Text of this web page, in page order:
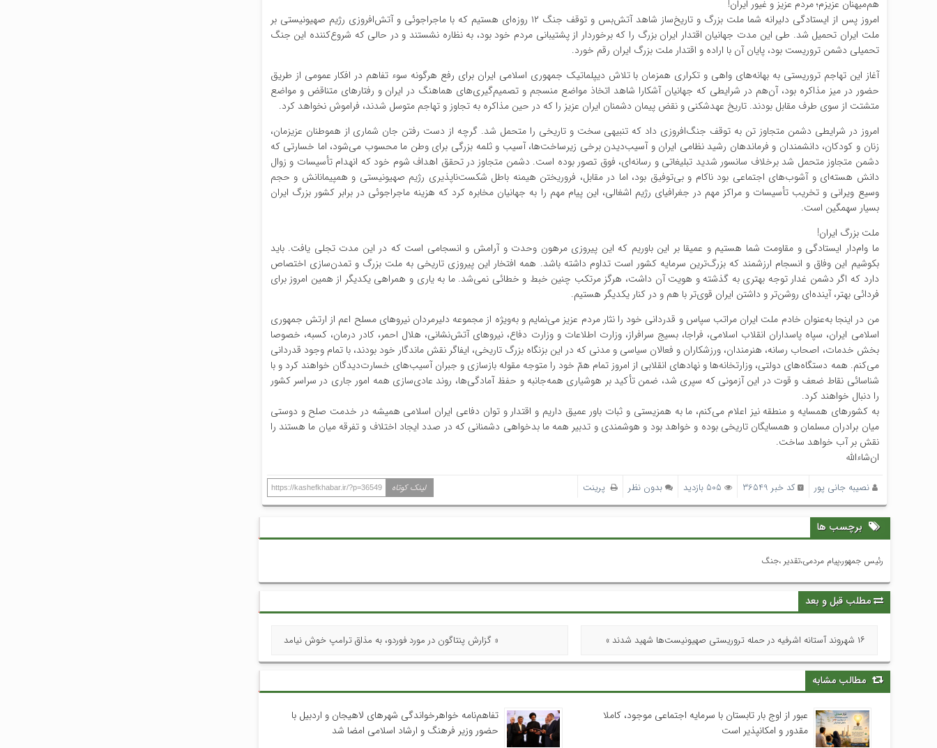
هم‌میهنان عزیزم؛ مردم عزیز و غیور ایران!
امروز پس از ایستادگی دلیرانه شما ملت بزرگ و تاریخ‌ساز شاهد آتش‌بس و توقف جنگ ۱۲ روزه‌ای هستیم که با ماجراجوئی و آتش‌افروزی رژیم صهیونیستی بر
ملت ایران تحمیل شد. طی این مدت جهانیان اقتدار ایران بزرگ را که برخوردار از پشتیبانی مردم خود بود، به نظاره نشستند و در حالی که شروع‌کننده این جنگ
تحمیلی دشمن تروریست بود، پایان آن با اراده و اقتدار ملت بزرگ ایران رقم خورد.
آغاز این تهاجم تروریستی به بهانه‌های واهی و تکراری همزمان با تلاش دیپلماتیک جمهوری اسلامی ایران برای رفع هرگونه سوء تفاهم در افکار عمومی از طریق
حضور در میز مذاکره بود، آن‌هم در شرایطی که جهانیان آشکارا شاهد اتخاذ مواضع منسجم و تصمیم‌گیری‌های هماهنگ در ایران و رفتارهای متناقض و مواضع
متشتت از سوی طرف مقابل بودند. تاریخ عهدشکنی و نقض پیمان دشمنان ایران عزیز را که در حین مذاکره به تجاوز و تهاجم متوسل شدند، فراموش نخواهد کرد.
امروز در شرایطی دشمن متجاوز تن به توقف جنگ‌افروزی داد که تنبیهی سخت و تاریخی را متحمل شد. گرچه از دست رفتن جان شماری از هموطنان عزیزمان،
زنان و کودکان، دانشمندان و فرماندهان رشید نظامی ایران و آسیب‌دیدن برخی زیرساخت‌ها، آسیب و ثلمه بزرگی برای وطن ما محسوب می‌شود، اما خسارتی که
دشمن متجاوز متحمل شد برخلاف سانسور شدید تبلیغاتی و رسانه‌ای، فوق تصور بوده است. دشمن متجاوز در تحقق اهداف شوم خود که انهدام تأسیسات و زوال
دانش هسته‌ای و آشوب‌های اجتماعی بود ناکام و بی‌توفیق بود، اما در مقابل، فروریختن هیمنه باطل شکست‌ناپذیری رژیم صهیونیستی و همپیمانانش و حجم
وسیع ویرانی و تخریب تأسیسات و مراکز مهم در جغرافیای رژیم اشغالی، این پیام مهم را به جهانیان مخابره کرد که هزینه ماجراجوئی در برابر کشور بزرگ ایران
بسیار سهمگین است.
ملت بزرگ ایران!
ما وام‌دار ایستادگی و مقاومت شما هستیم و عمیقا بر این باوریم که این پیروزی مرهون وحدت و آرامش و انسجامی است که در این مدت تجلی یافت. باید
بکوشیم این وفاق و انسجام ارزشمند که بزرگ‌ترین سرمایه کشور است تداوم داشته باشد. همه افتخار این پیروزی تاریخی به ملت بزرگ و تمدن‌سازی اختصاص
دارد که اگر دشمن غدار توجه بهتری به گذشته و هویت آن داشت، هرگز مرتکب چنین خبط و خطائی نمی‌شد. ما به یاری و همراهی یکدیگر از همین امروز برای
فردائی بهتر، آینده‌ای روشن‌تر و داشتن ایران قوی‌تر با هم و در کنار یکدیگر هستیم.
من در اینجا به‌عنوان خادم ملت ایران مراتب سپاس و قدردانی خود را نثار مردم عزیز می‌نمایم و به‌ویژه از مجموعه دلیرمردان نیروهای مسلح اعم از ارتش جمهوری
اسلامی ایران، سپاه پاسداران انقلاب اسلامی، فراجا، بسیج سرافراز، وزارت اطلاعات و وزارت دفاع، نیروهای آتش‌نشانی، هلال احمر، کادر درمان، کسبه، خصوصا
بخش خدمات، اصحاب رسانه، هنرمندان، ورزشکاران و فعالان سیاسی و مدنی که در این بزنگاه بزرگ تاریخی، ایفاگر نقش ماندگار خود بودند، با تمام وجود قدردانی
می‌کنم. همه دستگاه‌های دولتی، وزارتخانه‌ها و نهادهای انقلابی از امروز تمام همّ خود را متوجه مقوله بازسازی و جبران آسیب‌های خسارت‌دیدگان خواهند کرد و با
شناسائی نقاط ضعف و قوت در این آزمونی که سپری شد، ضمن تأکید بر هوشیاری همه‌جانبه و حفظ آمادگی‌ها، روند عادی‌سازی همه امور جاری در سراسر کشور
را دنبال خواهند کرد.
به کشورهای همسایه و منطقه نیز اعلام می‌کنم، ما به همزیستی و ثبات باور عمیق داریم و اقتدار و توان دفاعی ایران اسلامی همیشه در خدمت صلح و دوستی
میان برادران مسلمان و همسایگان تاریخی بوده و خواهد بود و هوشمندی و تدبیر همه ما بدخواهی دشمنانی که در صدد ایجاد اختلاف و تفرقه میان ما هستند را
نقش بر آب خواهد ساخت.
ان‌شاءالله
نصیبه جانی پور کد خبر 36549 بدون نظر پرینت لینک کوتاه https://kashefkhabar.ir/?p=36549
برچسب ها
رئیس جمهور،پیام مردمی،تقدیر ،جنگ
مطلب قبل و بعد
۱۶ شهروند آستانه اشرفیه در حمله تروریستی صهیونیست‌ها شهید شدند » « گزارش پنتاگون در مورد فوردو، به مذاق ترامپ خوش نیامد
مطالب مشابه
عبور از اوج بار تابستان با سرمایه اجتماعی موجود، کاملا
مقدور و امکانپذیر است
تفاهم‌نامه خواهرخواندگی شهرهای لاهیجان و اردبیل با
حضور وزیر فرهنگ و ارشاد اسلامی امضا شد